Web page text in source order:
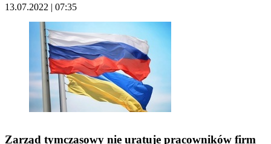
13.07.2022 | 07:35
Zarząd tymczasowy nie uratuje pracowników firm